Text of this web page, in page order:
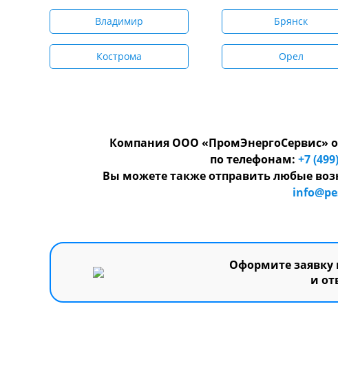
Владимир Брянск
Кострома Орел
Компания ООО «ПромЭнергоСервис»
по телефонам: +7
Вы можете также отправить любые
Оформите
и